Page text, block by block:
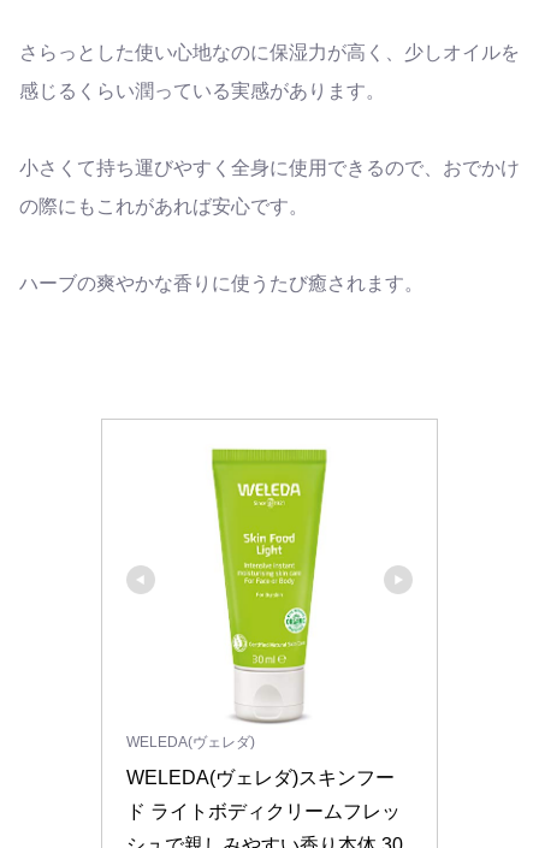
さらっとした使い心地なのに保湿力が高く、少しオイルを
感じるくらい潤っている実感があります。
小さくて持ち運びやすく全身に使用できるので、おでかけ
の際にもこれがあれば安心です。
ハーブの爽やかな香りに使うたび癒されます。
WELEDA(ヴェレダ)
WELEDA(ヴェレダ)スキンフー
ド ライトボディクリームフレッ